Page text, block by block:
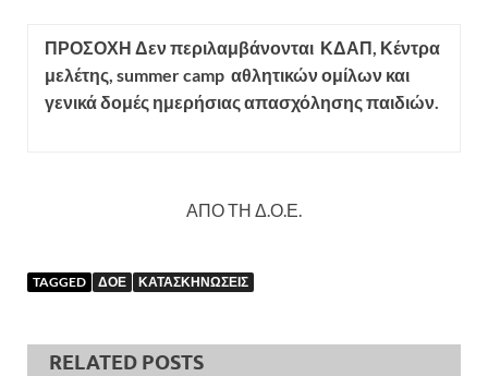
ΠΡΟΣΟΧΗ Δεν περιλαμβάνονται ΚΔΑΠ, Κέντρα
μελέτης, summercamp αθλητικών ομίλων και
γενικά δομές ημερήσιας απασχόλησης παιδιών.
ΑΠΟ ΤΗ Δ.Ο.Ε.
TAGGED ΔΟΕ ΚΑΤΑΣΚΗΝΩΣΕΙΣ
RELATED POSTS